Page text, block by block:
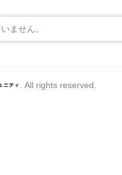
ません。
. All rights reserved.